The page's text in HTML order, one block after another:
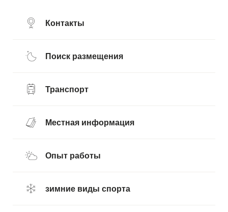
Контакты
Поиск размещения
Транспорт
Местная информация
Опыт работы
зимние виды спорта